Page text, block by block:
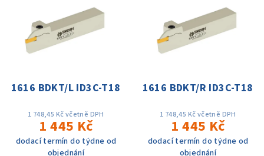
1616 BDKT/L ID3C-T18
1 748,45 Kč včetně DPH
1 445 Kč
dodací termín do týdne od
objednání
1616 BDKT/R ID3C-T18
1 748,45 Kč včetně DPH
1 445 Kč
dodací termín do týdne od
objednání